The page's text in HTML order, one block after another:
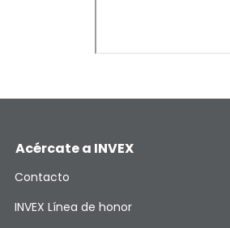
Acércate a INVEX
Contacto
INVEX Línea de honor